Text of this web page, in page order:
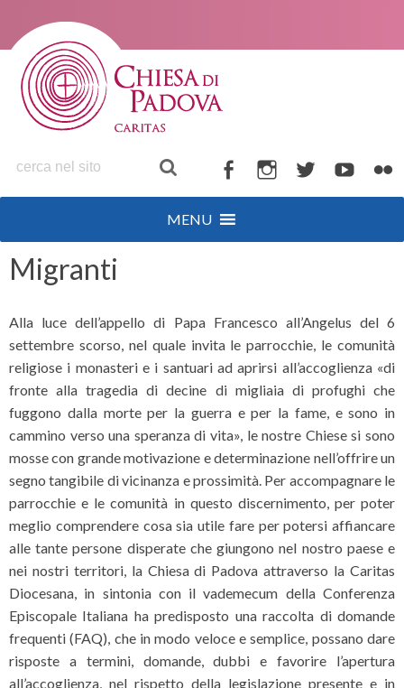
a
c
o
k
I
n
r
a
m
T
w
r
Y
o
F
l
i
o
MENU
Migranti
Alla luce dell’appello di Papa Francesco all’Angelus del 6
settembre scorso, nel quale invita le parrocchie, le comunità
religiose i monasteri e i santuari ad aprirsi all’accoglienza «di
fronte alla tragedia di decine di migliaia di profughi che
fuggono dalla morte per la guerra e per la fame, e sono in
cammino verso una speranza di vita», le nostre Chiese si sono
mosse con grande motivazione e determinazione nell’offrire un
segno tangibile di vicinanza e prossimità. Per accompagnare le
parrocchie e le comunità in questo discernimento, per poter
meglio comprendere cosa sia utile fare per potersi affiancare
alle tante persone disperate che giungono nel nostro paese e
nei nostri territori, la Chiesa di Padova attraverso la Caritas
Diocesana, in sintonia con il vademecum della Conferenza
Episcopale Italiana ha predisposto una raccolta di domande
frequenti (FAQ), che in modo veloce e semplice, possano dare
risposte a termini, domande, dubbi e favorire l’apertura
all’accoglienza, nel rispetto della legislazione presente e in